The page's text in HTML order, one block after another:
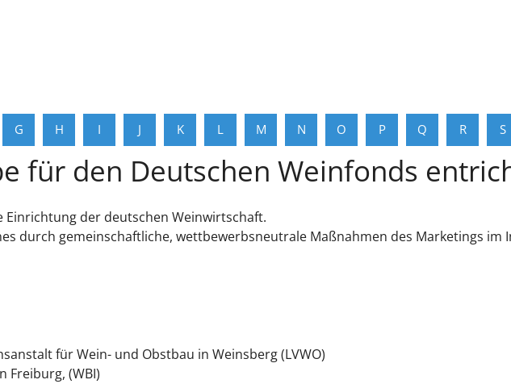
G H I J K L M N O P Q R S
für den Deutschen Weinfonds
Einrichtung der deutschen Weinwirtschaft.
durch gemeinschaftliche, wettbewerbsneutrale Maßnahmen des Marketings im
für Wein- und Obstbau in Weinsberg (LVWO)
Freiburg, (WBI)